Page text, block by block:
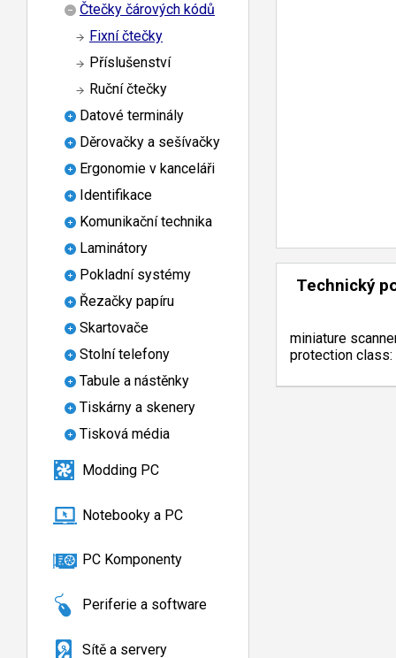
Čtečky čárových kódů
Fixní čtečky
Příslušenství
Ruční čtečky
Datové terminály
Děrovačky a sešívačky
Ergonomie v kanceláři
Identifikace
Komunikační technika
Laminátory
Pokladní systémy
Řezačky papíru
Skartovače
Stolní telefony
Tabule a nástěnky
Tiskárny a skenery
Tisková média
Modding PC
Notebooky a PC
PC Komponenty
Periferie a software
Sítě a servery
Technický
miniature
protection class: